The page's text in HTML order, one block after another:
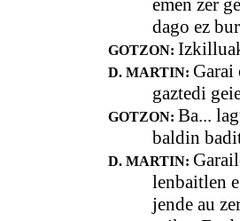
emen zer
dago ez
GOTZON:
D. MARTIN: Garai
gaztedi
GOTZON: Ba...
baldin
D. MARTIN:
lenbaitlen
jende au